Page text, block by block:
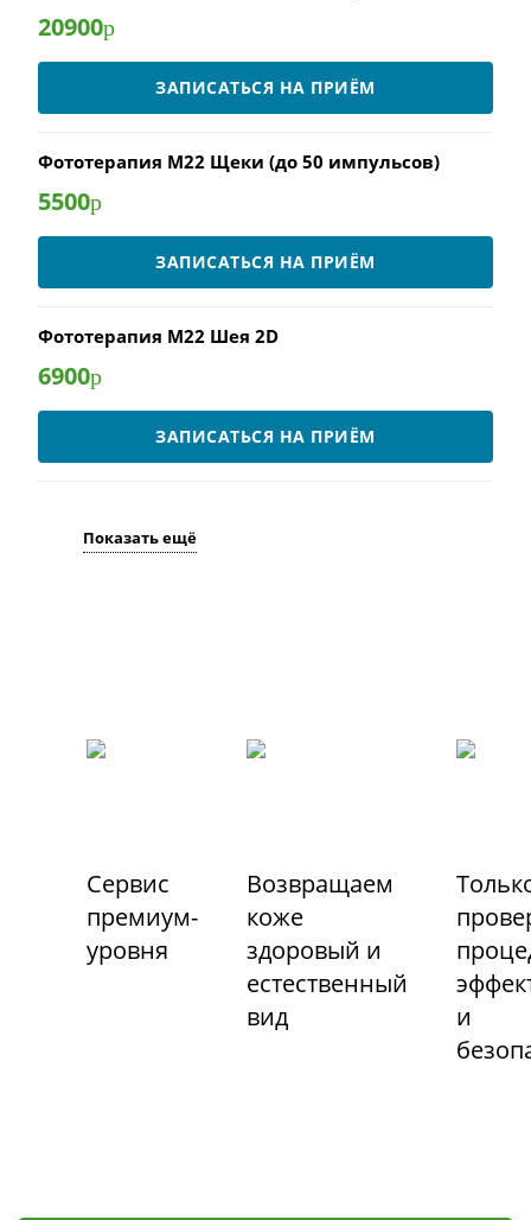
20900р
ЗАПИСАТЬСЯ НА ПРИЁМ
Фототерапия М22 Щеки (до 50 импульсов)
5500р
ЗАПИСАТЬСЯ НА ПРИЁМ
Фототерапия М22 Шея 2D
6900р
ЗАПИСАТЬСЯ НА ПРИЁМ
Показать ещё
Сервис
премиум-
уровня
Возвращаем
коже
здоровый и
естественный
вид
и